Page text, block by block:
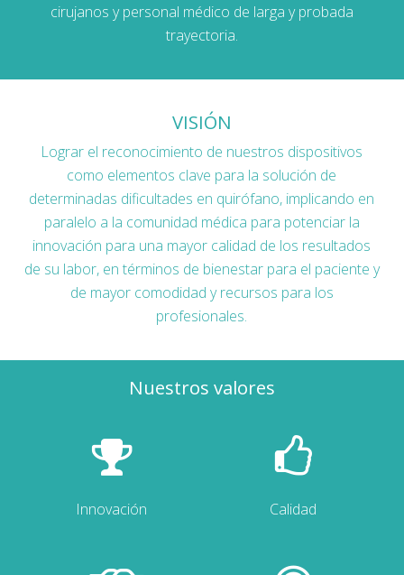
cirujanos y personal médico de larga y probada
trayectoria.
VISIÓN
Lograr el reconocimiento de nuestros dispositivos
como elementos clave para la solución de
determinadas dificultades en quirófano, implicando en
paralelo a la comunidad médica para potenciar la
innovación para una mayor calidad de los resultados
de su labor, en términos de bienestar para el paciente y
de mayor comodidad y recursos para los
profesionales.
Nuestros valores
Innovación Calidad